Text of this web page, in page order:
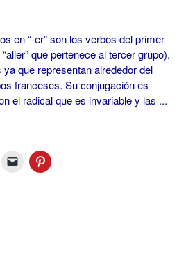
en “-er” son los verbos del primer
que pertenece al tercer grupo).
que representan alrededor del
franceses. Su conjugación es
el radical que es invariable y las ...